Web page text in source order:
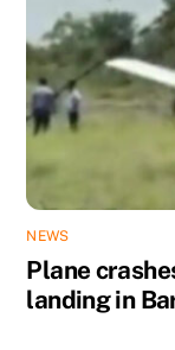
NEWS
Plane
landing in